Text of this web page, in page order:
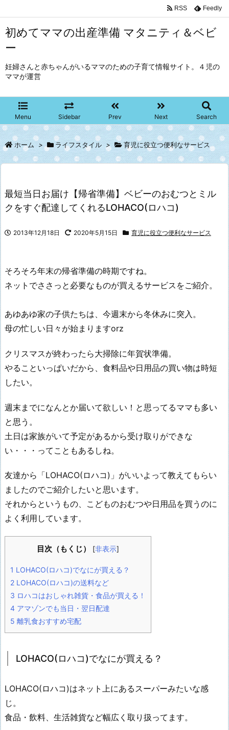
初めてママの出産準備 マタニティ＆ベビ
ー
妊婦さんと赤ちゃんがいるママのための子育て情報サイト。４児の
ママが運営
Menu Sidebar Prev Next Search
RSS Feedly
ホーム > ライフスタイル > 育児に役立つ便利なサービス
最短当日お届け【帰省準備】ベビーのおむつとミル
クをすぐ配達してくれるLOHACO(ロハコ)
2013年12月18日 2020年5月15日 育児に役立つ便利なサービス
そろそろ年末の帰省準備の時期ですね。
ネットでささっと必要なものが買えるサービスをご紹介。
あゆあゆ家の子供たちは、今週末から冬休みに突入。
母の忙しい日々が始まりますorz
クリスマスが終わったら大掃除に年賀状準備。
やることいっぱいだから、食料品や日用品の買い物は時短
したい。
週末までになんとか届いて欲しい！と思ってるママも多い
と思う。
土日は家族がいて予定があるから受け取りができな
い・・・ってこともあるしね。
友達から「LOHACO(ロハコ)」がいいよって教えてもらい
ましたのでご紹介したいと思います。
それからというもの、こどものおむつや日用品を買うのに
よく利用しています。
目次（もくじ） [非表示]
1 LOHACO(ロハコ)でなにが買える？
2 LOHACO(ロハコ)の送料など
3 ロハコはおしゃれ雑貨・食品が買える！
4 アマゾンでも当日・翌日配達
5 離乳食おすすめ宅配
LOHACO(ロハコ)でなにが買える？
LOHACO(ロハコ)はネット上にあるスーパーみたいな感
じ。
食品・飲料、生活雑貨など幅広く取り扱ってます。